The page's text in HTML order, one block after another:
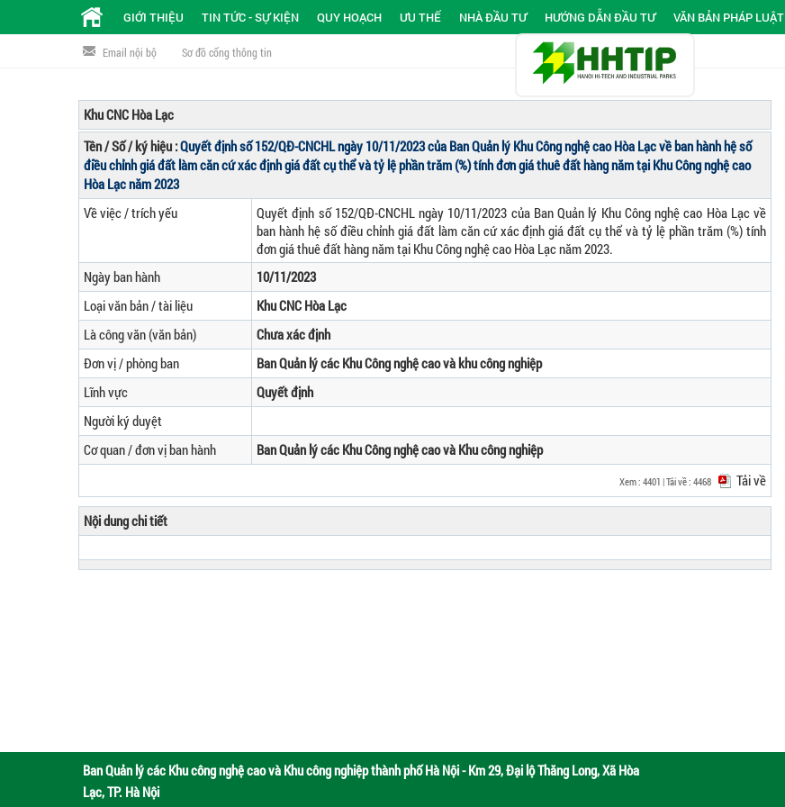
GIỚI THIỆU TIN TỨC - SỰ KIỆN QUY HOẠCH ƯU THẾ NHÀ ĐẦU TƯ HƯỚNG DẪN ĐẦU TƯ VĂN BẢN PHÁP LUẬT
Email nội bộ Sơ đồ cổng thông tin
Khu CNC Hòa Lạc
Tên / Số / ký hiệu :Quyết định số 152/QĐ-CNCHL ngày 10/11/2023 của Ban Quản lý Khu Công nghệ cao Hòa Lạc về ban hành hệ số
điều chỉnh giá đất làm căn cứ xác định giá đất cụ thể và tỷ lệ phần trăm (%) tính đơn giá thuê đất hàng năm tại Khu Công nghệ cao
Hòa Lạc năm 2023
Về việc / trích yếu
Quyết định số 152/QĐ-CNCHL ngày 10/11/2023 của Ban Quản lý Khu Công nghệ cao Hòa Lạc về
ban hành hệ số điều chỉnh giá đất làm căn cứ xác định giá đất cụ thể và tỷ lệ phần trăm (%) tính
đơn giá thuê đất hàng năm tại Khu Công nghệ cao Hòa Lạc năm 2023.
Ngày ban hành
10/11/2023
Loại văn bản / tài liệu
Khu CNC Hòa Lạc
Là công văn (văn bản)
Chưa xác định
Đơn vị / phòng ban
Ban Quản lý các Khu Công nghệ cao và khu công nghiệp
Lĩnh vực
Quyết định
Người ký duyệt
Cơ quan / đơn vị ban hành
Ban Quản lý các Khu Công nghệ cao và Khu công nghiệp
Xem : 4401 | Tải về : 4468 Tải về
Nội dung chi tiết
Ban Quản lý các Khu công nghệ cao và Khu công nghiệp thành phố Hà Nội - Km 29, Đại lộ Thăng Long, Xã Hòa
Lạc, TP. Hà Nội